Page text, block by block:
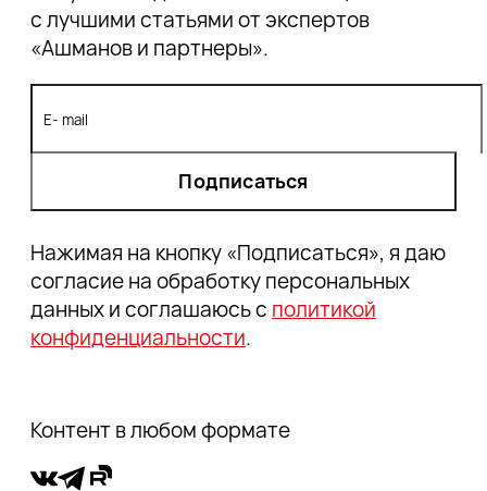
с лучшими статьями от экспертов
«Ашманов и партнеры».
Подписаться
Нажимая на кнопку «Подписаться», я даю
согласие на обработку персональных
данных и соглашаюсь с политикой
конфиденциальности.
Контент в любом формате